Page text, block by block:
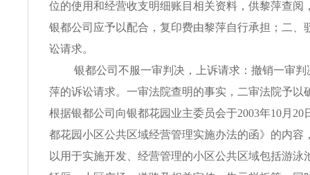
位的使用和经营收支明细账目相关资料，供黎萍查阅
银都公司应予以配合，复印费由黎萍自行承担；二、
讼请求。
银都公司不服一审判决，上诉请求：撤销一审
萍的诉讼请求。一审法院查明的事实，二审法院予以
根据银都公司向银都花园业主委员会于2003年10月20
都花园小区公共区域经营管理实施办法的函》的内容
以用于实施开发、经营管理的小区公共区域包括游泳